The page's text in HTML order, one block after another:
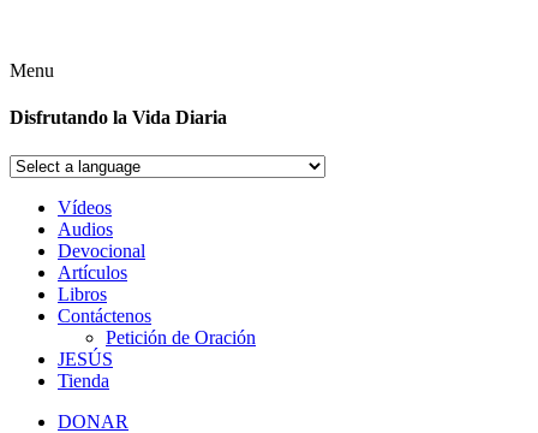
Menu
Disfrutando la Vida Diaria
Vídeos
Audios
Devocional
Artículos
Libros
Contáctenos
Petición de Oración
JESÚS
Tienda
DONAR